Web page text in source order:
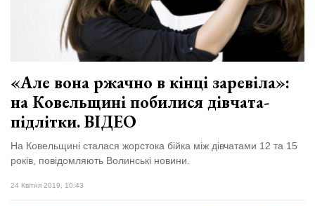
«Але вона ржачно в кінці заревіла»:
на Ковельщині побилися дівчата-
підлітки. ВІДЕО
На Ковельщині сталася жорстока бійка між дівчатами 12 та 15
років, повідомляють Волинські новини.
24 Квітня 2019, 10:43